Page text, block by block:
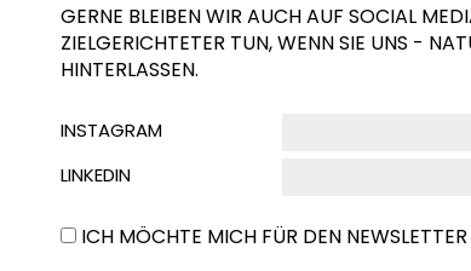
GERNE BLEIBEN WIR AUCH AUF SOCIAL
ZIELGERICHTETER TUN, WENN SIE UNS -
HINTERLASSEN.
INSTAGRAM
LINKEDIN
ICH MÖCHTE MICH FÜR DEN